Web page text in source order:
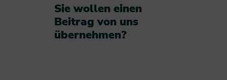
Sie wollen einen
Beitrag von uns
übernehmen?​